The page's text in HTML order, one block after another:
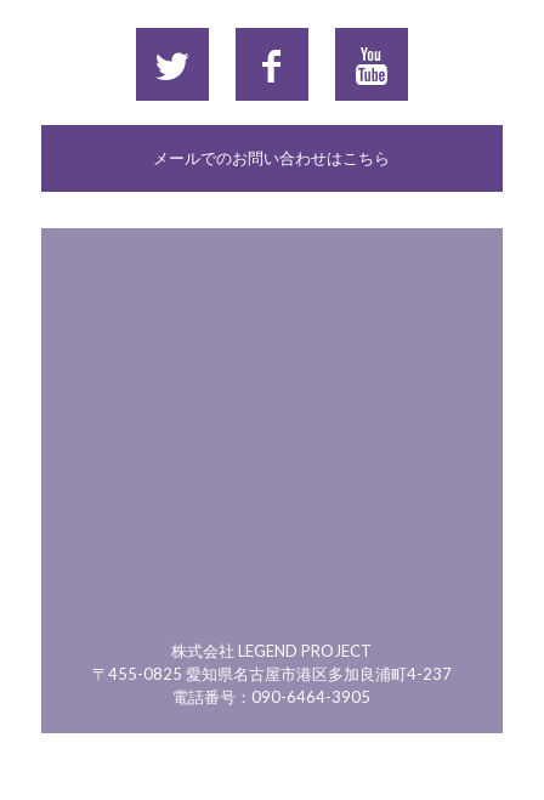
メールでのお問い合わせはこちら
株式会社 LEGEND PROJECT
〒455-0825 愛知県名古屋市港区多加良浦町4-237
電話番号：090-6464-3905